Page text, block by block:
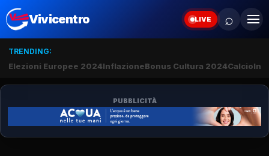
Vivicentro LIVE ⌕
TRENDING:
Elezioni Europee 2024InflazioneBonus Cultura 2024Calcio
PUBBLICITÀ